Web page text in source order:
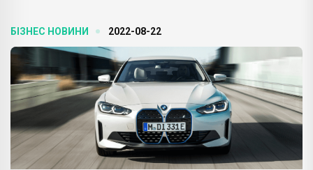
БІЗНЕС НОВИНИ 2022-08-22